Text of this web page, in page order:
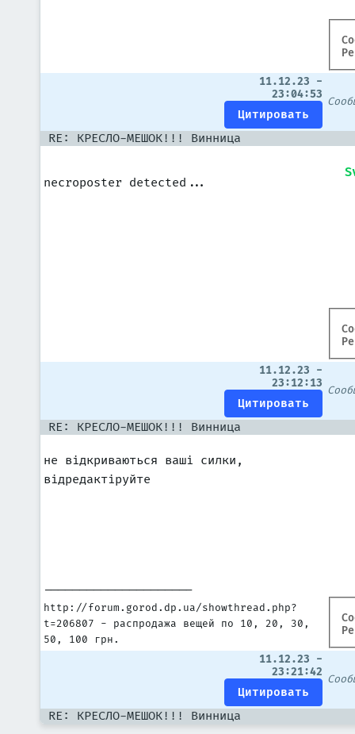
11.12.23 -
23:04:53
RE: КРЕСЛО-МЕШОК!!! Винница
necroposter detected...
11.12.23 -
23:12:13
RE: КРЕСЛО-МЕШОК!!! Винница
не відкриваються ваші силки,
відредактіруйте
---------------------
http://forum.gorod.dp.ua/showthread.php?
t=206807 - распродажа вещей по 10, 20, 30,
50, 100 грн.
11.12.23 -
23:21:42
RE: КРЕСЛО-МЕШОК!!! Винница